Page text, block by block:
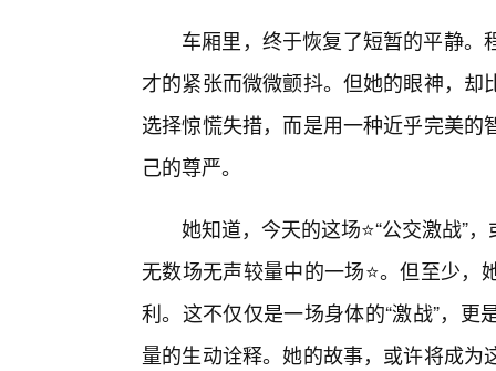
车厢里，终于恢复了短暂的平静
才的紧张而微微颤抖。但她的眼神，
选择惊慌失措，而是用一种近乎完美
己的尊严。
她知道，今天的这场⭐“公交激战”
无数场无声较量中的一场⭐。但至少
利。这不仅仅是一场身体的“激战”，
量的生动诠释。她的故事，或许将成